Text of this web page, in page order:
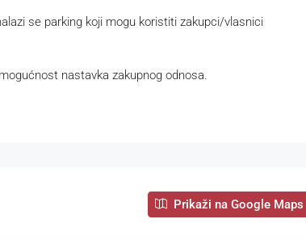
se parking koji mogu koristiti zakupci/vlasnici
nastavka zakupnog odnosa.
Prikaži na Google Maps